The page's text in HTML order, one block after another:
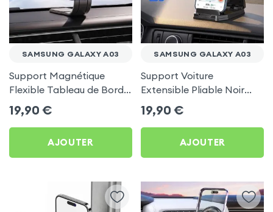
SAMSUNG GALAXY A03
Support Magnétique
Flexible Tableau de Bord
et Écran central pour
Samsung Galaxy A03
19,90 €
AJOUTER
SAMSUNG GALAXY A03
Support Voiture
Extensible Pliable Noir
Carbone pour Samsung
Galaxy A03
19,90 €
AJOUTER